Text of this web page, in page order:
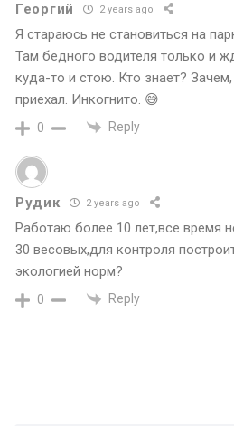
Георгий 2 years ago
Я стараюсь не становиться на
Там бедного водителя только и
куда-то и стою. Кто знает?
приехал. Инкогнито. 😅
0 Reply
Рудик 2 years ago
Работаю более 10 лет,все время
30 весовых,для контроля
экологией норм?
0 Reply